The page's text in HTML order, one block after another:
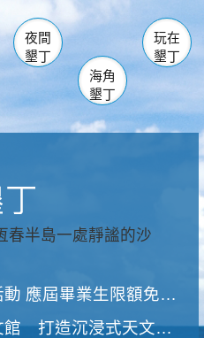
南仁湖
佳樂水
森林遊樂區
墾管處遊客中心
社頂公園 風吹沙
船帆石 龍磐公園
香蕉灣
砂島
鵝鑾鼻
夜間
墾丁
海角
墾丁
玩在
墾丁
屆畢業生限額免費參加
造沉浸式天文探索營隊